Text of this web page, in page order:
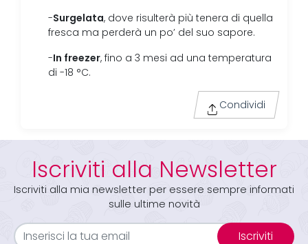
-Surgelata, dove risulterà più tenera di quella
fresca ma perderà un po’ del suo sapore.
-In freezer, fino a 3 mesi ad una temperatura
di -18 °C.
Condividi
Iscriviti alla Newsletter
Iscriviti alla mia newsletter per essere sempre informati
sulle ultime novità
Iscriviti